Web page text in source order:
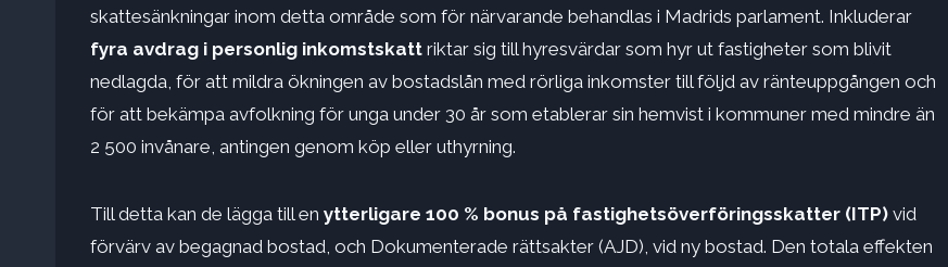
skattesänkningar inom detta område som för närvarande behandlas i Madrids parlament. Inkluderar
fyra avdrag i personlig inkomstskatt riktar sig till hyresvärdar som hyr ut fastigheter som blivit
nedlagda, för att mildra ökningen av bostadslån med rörliga inkomster till följd av ränteuppgången och
för att bekämpa avfolkning för unga under 30 år som etablerar sin hemvist i kommuner med mindre än
2 500 invånare, antingen genom köp eller uthyrning.
Till detta kan de lägga till en ytterligare 100 % bonus på fastighetsöverföringsskatter (ITP) vid
förvärv av begagnad bostad, och Dokumenterade rättsakter (AJD), vid ny bostad. Den totala effekten